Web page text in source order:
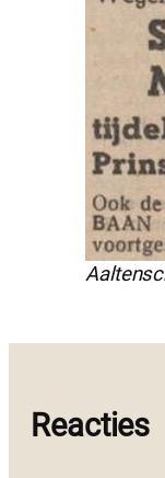
Reacties